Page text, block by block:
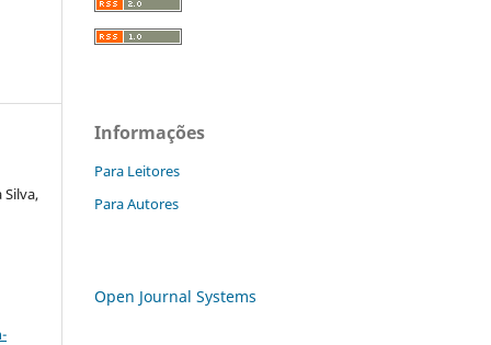
Informações
Para Leitores
Para Autores
Open Journal Systems